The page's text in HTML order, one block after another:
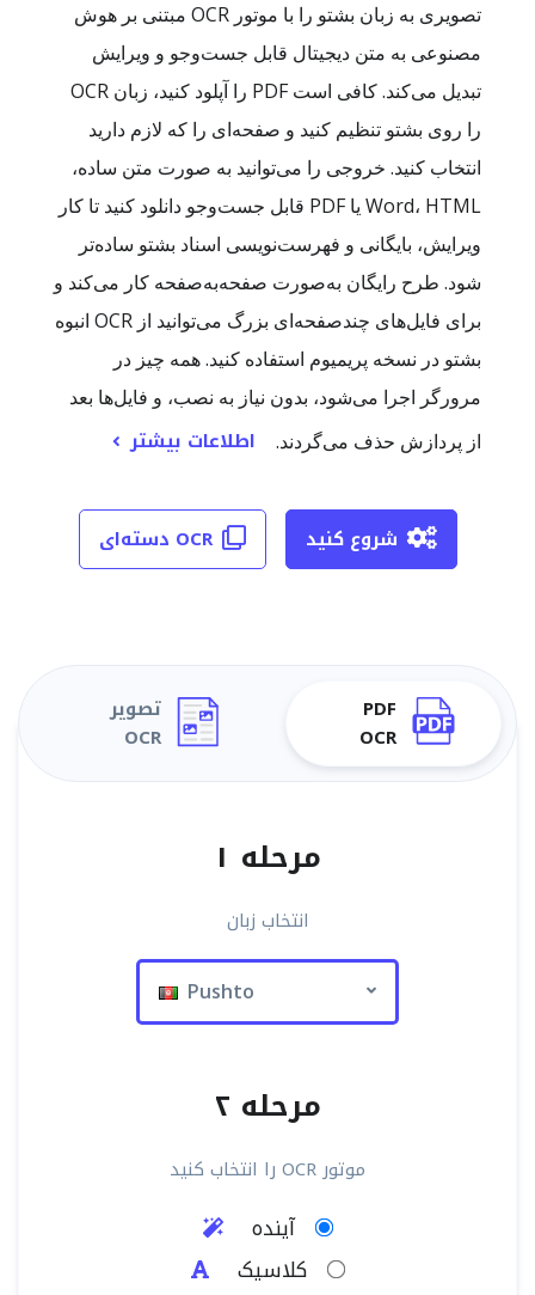
تصویری به زبان بشتو را با موتور OCR مبتنی بر هوش
مصنوعی به متن دیجیتال قابل جست‌وجو و ویرایش
تبدیل می‌کند. کافی است PDF را آپلود کنید، زبان OCR
را روی بشتو تنظیم کنید و صفحه‌ای را که لازم دارید
انتخاب کنید. خروجی را می‌توانید به صورت متن ساده،
Word، HTML یا PDF قابل جست‌وجو دانلود کنید تا کار
ویرایش، بایگانی و فهرست‌نویسی اسناد بشتو ساده‌تر
شود. طرح رایگان به‌صورت صفحه‌به‌صفحه کار می‌کند و
برای فایل‌های چندصفحه‌ای بزرگ می‌توانید از OCR انبوه
بشتو در نسخه پریمیوم استفاده کنید. همه چیز در
مرورگر اجرا می‌شود، بدون نیاز به نصب، و فایل‌ها بعد
از پردازش حذف می‌گردند.
اطلاعات بیشتر
OCR دسته‌ای شروع کنید
تصویر
OCR
PDF
OCR
مرحله ۱
انتخاب زبان
Pushto
مرحله ۲
موتور OCR را انتخاب کنید
آینده
کلاسیک